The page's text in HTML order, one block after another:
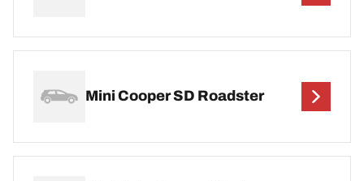
Mini Cooper SD Roadster